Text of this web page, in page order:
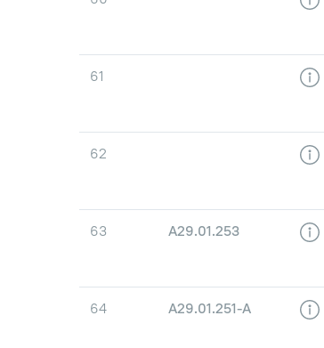
61
62
63 А29.01.253
64 А29.01.251-А